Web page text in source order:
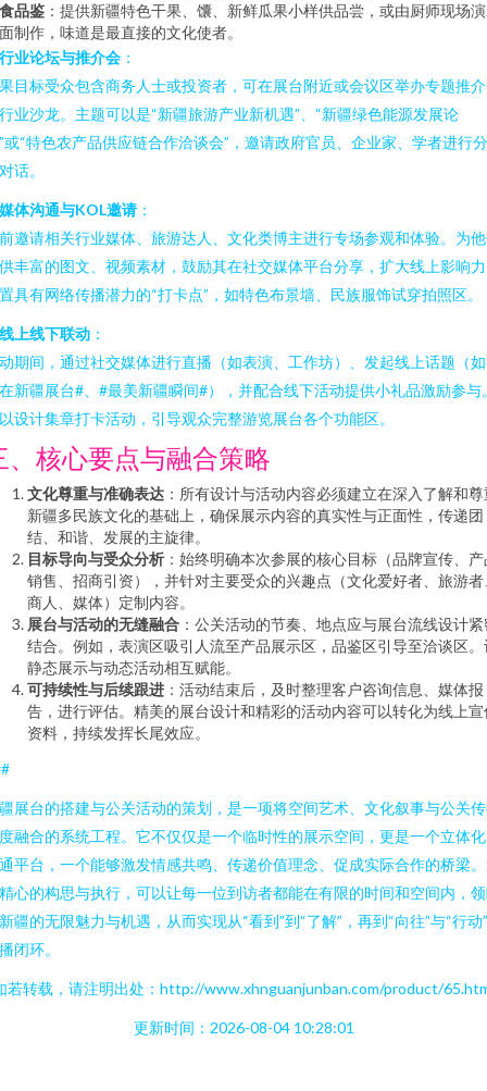
品鉴 ：提供新疆特色干果、馕、新鲜瓜果小样供品尝，或由厨师现场
制作，味道是最直接的文化使者。
行业论坛与推介会 ：
目标受众包含商务人士或投资者，可在展台附近或会议区举办专题推
业沙龙。主题可以是“新疆旅游产业新机遇”、“新疆绿色能源发展论
或“特色农产品供应链合作洽谈会”，邀请政府官员、企业家、学者进行
话。
媒体沟通与KOL邀请：
邀请相关行业媒体、旅游达人、文化类博主进行专场参观和体验。为
丰富的图文、视频素材，鼓励其在社交媒体平台分享，扩大线上影响
具有网络传播潜力的“打卡点”，如特色布景墙、民族服饰试穿拍照区。
线上线下联动 ：
期间，通过社交媒体进行直播（如表演、工作坊）、发起线上话题（
新疆展台#、#最美新疆瞬间#），并配合线下活动提供小礼品激励参与
设计集章打卡活动，引导观众完整游览展台各个功能区。
、核心要点与融合策略
文化尊重与准确表达 ：所有设计与活动内容必须建立在深入了解和
新疆多民族文化的基础上，确保展示内容的真实性与正面性，传递团
结、和谐、发展的主旋律。
目标导向与受众分析 ：始终明确本次参展的核心目标（品牌宣传、
销售、招商引资），并针对主要受众的兴趣点（文化爱好者、旅游者
商人、媒体）定制内容。
展台与活动的无缝融合 ：公关活动的节奏、地点应与展台流线设计
结合。例如，表演区吸引人流至产品展示区，品鉴区引导至洽谈区。
静态展示与动态活动相互赋能。
可持续性与后续跟进 ：活动结束后，及时整理客户咨询信息、媒体报
告，进行评估。精美的展台设计和精彩的活动内容可以转化为线上宣
资料，持续发挥长尾效应。
展台的搭建与公关活动的策划，是一项将空间艺术、文化叙事与公关
融合的系统工程。它不仅仅是一个临时性的展示空间，更是一个立体
平台，一个能够激发情感共鸣、传递价值理念、促成实际合作的桥梁
心的构思与执行，可以让每一位到访者都能在有限的时间和空间内，
疆的无限魅力与机遇，从而实现从“看到”到“了解”，再到“向往”与“行动
闭环。
若转载，请注明出处：http://www.xhnguanjunban.com/product/
更新时间：2026-08-04 10:28:01